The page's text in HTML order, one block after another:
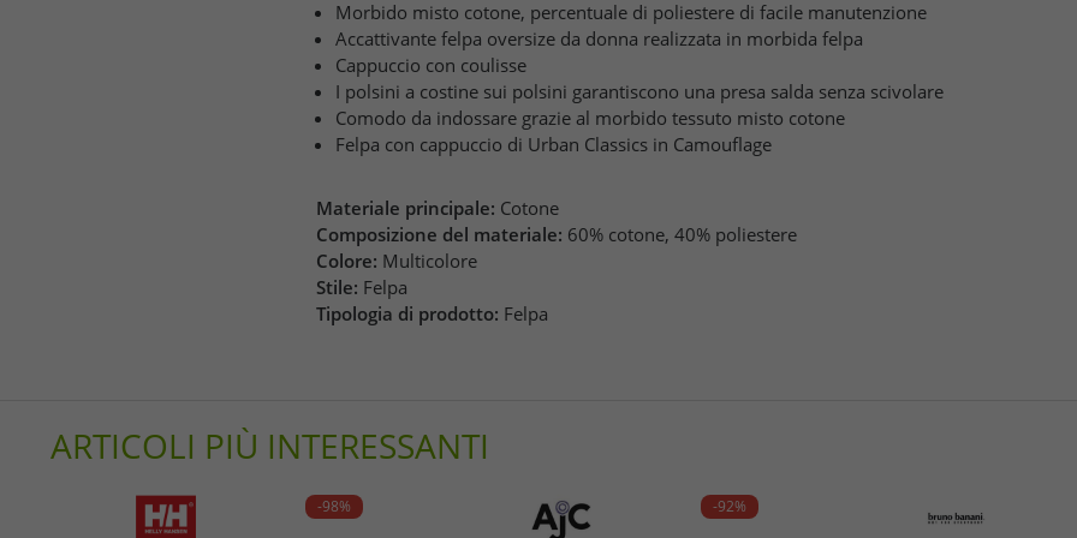
Morbido misto cotone, percentuale di poliestere di facile manutenzione
Accattivante felpa oversize da donna realizzata in morbida felpa
Cappuccio con coulisse
I polsini a costine sui polsini garantiscono una presa salda senza scivolare
Comodo da indossare grazie al morbido tessuto misto cotone
Felpa con cappuccio di Urban Classics in Camouflage
Materiale principale: Cotone
Composizione del materiale: 60% cotone, 40% poliestere
Colore: Multicolore
Stile: Felpa
Tipologia di prodotto: Felpa
ARTICOLI PIÙ INTERESSANTI
-98% -92%